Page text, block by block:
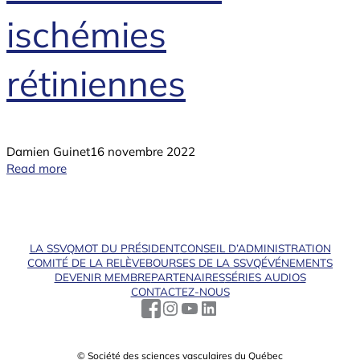
ischémies
rétiniennes
Damien Guinet16 novembre 2022
Read more
LA SSVQMOT DU PRÉSIDENTCONSEIL D’ADMINISTRATION
COMITÉ DE LA RELÈVEBOURSES DE LA SSVQÉVÉNEMENTS
DEVENIR MEMBREPARTENAIRESSÉRIES AUDIOS
CONTACTEZ-NOUS
© Société des sciences vasculaires du Québec